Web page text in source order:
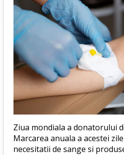
Ziua mondiala a donatorului
Marcarea anuala a acestei
necesitatii de sange si